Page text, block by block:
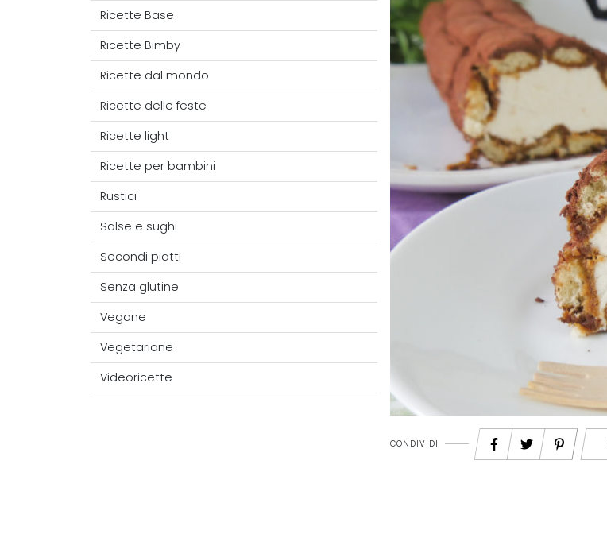
Ricette Base
Ricette Bimby
Ricette dal mondo
Ricette delle feste
Ricette light
Ricette per bambini
Rustici
Salse e sughi
Secondi piatti
Senza glutine
Vegane
Vegetariane
Videoricette
CONDIVIDI